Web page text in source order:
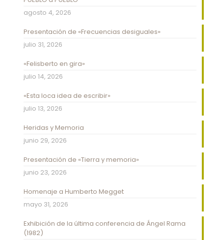
agosto 4, 2026
Presentación de «Frecuencias desiguales»
julio 31, 2026
«Felisberto en gira»
julio 14, 2026
«Esta loca idea de escribir»
julio 13, 2026
Heridas y Memoria
junio 29, 2026
Presentación de «Tierra y memoria»
junio 23, 2026
Homenaje a Humberto Megget
mayo 31, 2026
Exhibición de la última conferencia de Ángel Rama
(1982)